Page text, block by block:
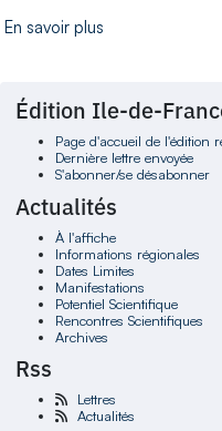
En savoir plus
Édition Ile-de-
Page d'accueil de l'édition
Dernière lettre envoyée
S'abonner/se désabonner
Actualités
À l'affiche
Informations régionales
Dates Limites
Manifestations
Potentiel Scientifique
Rencontres Scientifiques
Archives
Rss
Lettres
Actualités